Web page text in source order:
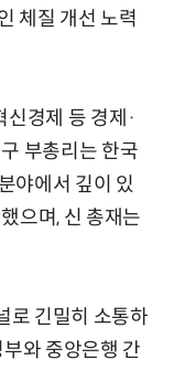
체질 개선 노력
경제 등 경제·
부총리는 한국
야에서 깊이 있
으며, 신 총재는
로 긴밀히 소통하
와 중앙은행 간